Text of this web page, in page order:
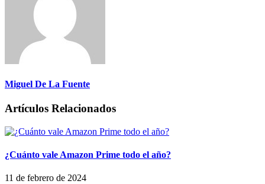
Miguel De La Fuente
Artículos Relacionados
¿Cuánto vale Amazon Prime todo el año?
11 de febrero de 2024